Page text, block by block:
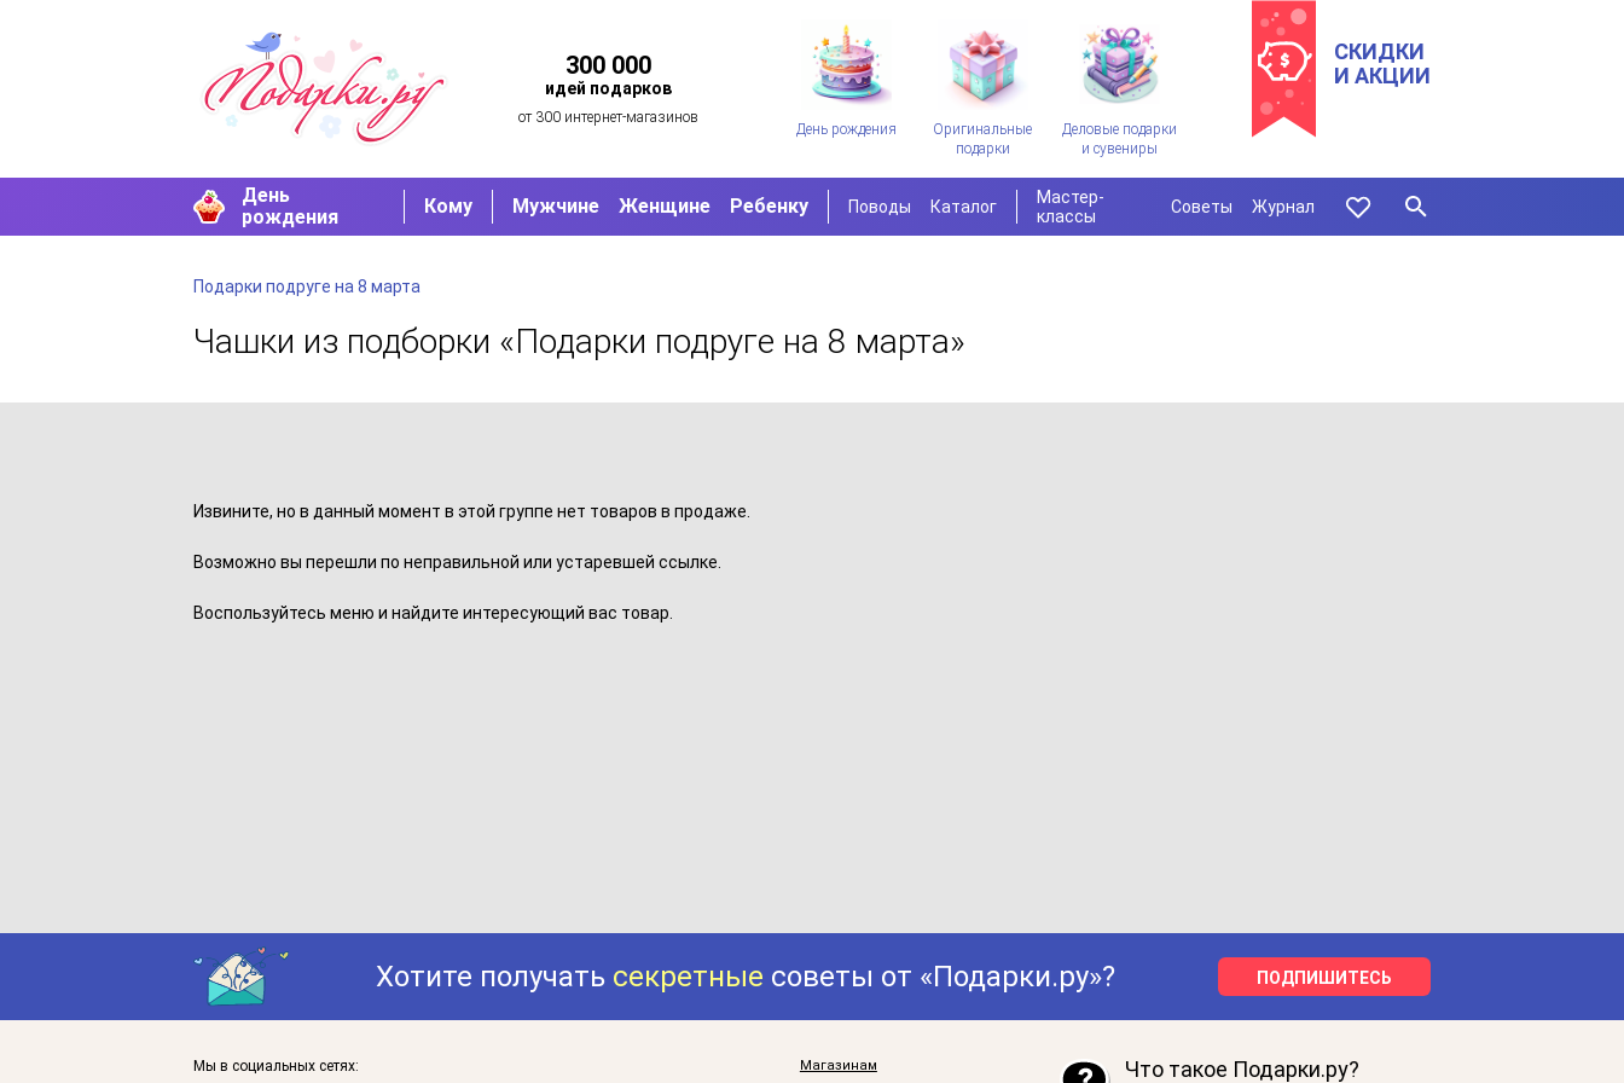
300 000
идей подарков
от 300 интернет-магазинов
День рождения
Оригинальные
подарки
Деловые подарки
и сувениры
СКИДКИ
И АКЦИИ
День
рождения
Кому Мужчине Женщине Ребенку Поводы Каталог
Мастер-
классы
Советы Журнал
Подарки подруге на 8 марта
Чашки из подборки «Подарки подруге на 8 марта»
Извините, но в данный момент в этой группе нет товаров в продаже.
Возможно вы перешли по неправильной или устаревшей ссылке.
Воспользуйтесь меню и найдите интересующий вас товар.
Хотите получать секретные советы от «Подарки.ру»? ПОДПИШИТЕСЬ
Мы в социальных сетях: Магазинам Что такое Подарки.ру?